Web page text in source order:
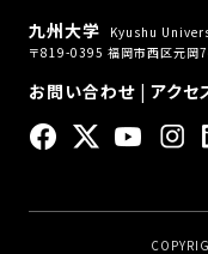
九州大学
Kyushu
〒819-0395 福岡市西区元岡
お問い合わせ| アクセ